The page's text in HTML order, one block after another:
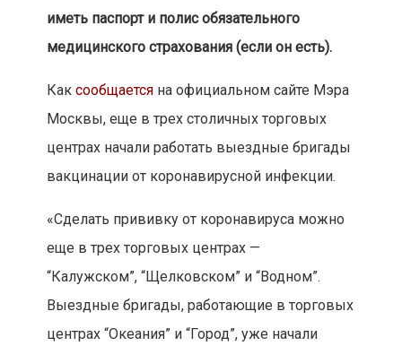
иметь паспорт и полис обязательного
медицинского страхования (если он есть).
Как сообщаетсяна официальном сайте Мэра
Москвы, еще в трех столичных торговых
центрах начали работать выездные бригады
вакцинации от коронавирусной инфекции.
«Сделать прививку от коронавируса можно
еще в трех торговых центрах —
“‎Калужском”‎, “‎Щелковском”‎ и “‎Водном”‎.
Выездные бригады, работающие в торговых
центрах “Океания” и “Город”, уже начали